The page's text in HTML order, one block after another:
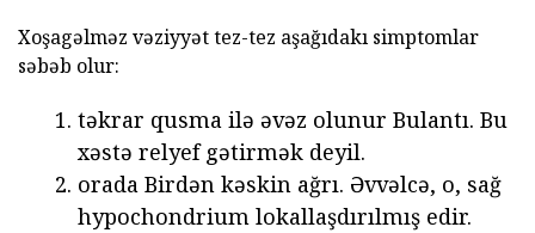
Xoşagəlməz vəziyyət tez-tez aşağıdakı simptomlar
səbəb olur:
təkrar qusma ilə əvəz olunur Bulantı. Bu
xəstə relyef gətirmək deyil.
orada Birdən kəskin ağrı. Əvvəlcə, o, sağ
hypochondrium lokallaşdırılmış edir.